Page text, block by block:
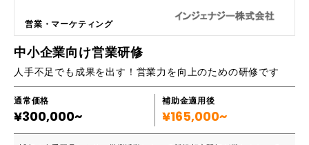
・店長のマネジメント負担を軽減：評価の進捗をスケジュール管理機能で
可視化。忙しい店長でも「誰の評価が未完了か」をひと目で判断でき、評
価の漏れや遅延を防ぐことで現場の信頼関係が深まったという声が届いて
います。 ・収益構造の改善：評価を通じたスタッフの能力向上により、
作業効率がアップ。無駄な人件費の抑制と顧客満足度の向上（リピート率
UP）を同時に実現し、店舗の収益化改善に大きく貢献しています。
営業・マーケティング
中小企業向け営業研修
人手不足でも成果を出す！営業力を向上のための研修です
通常価格
¥300,000~
補助金適用後
¥165,000~